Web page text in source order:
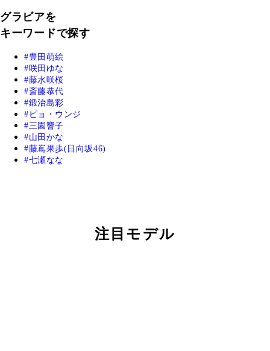
グラビアを
キーワードで探す
豊田萌絵
咲田ゆな
藤水咲桜
斎藤恭代
鍛治島彩
ピョ・ウンジ
三園響子
山田かな
藤嶌果歩(日向坂46)
七瀬なな
注目モデル